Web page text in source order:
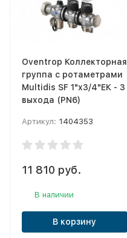
Oventrop Коллекторная
группа с ротаметрами
Multidis SF 1"x3/4"ЕК - 3
выхода (PN6)
Артикул: 1404353
11 810 руб.
В наличии
В корзину